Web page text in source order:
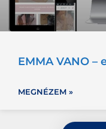
EMMA VANO –
MEGNÉZEM »